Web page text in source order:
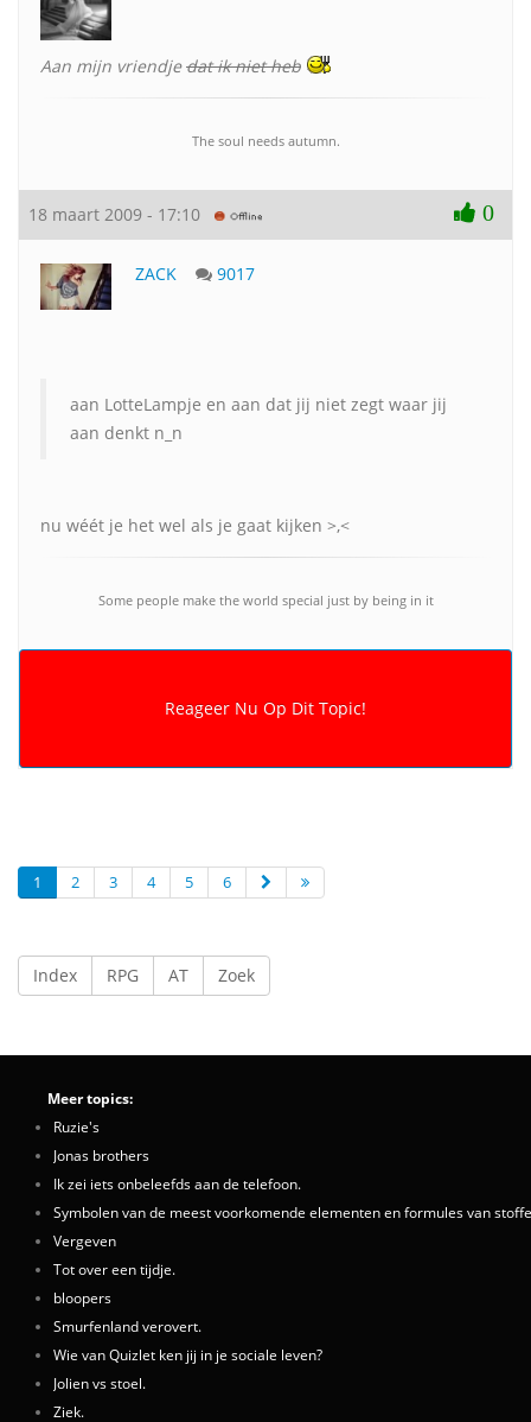
Aan mijn vriendjedat ik niet heb
The soul needs autumn.
18 maart 2009 - 17:10 0
ZACK 9017
aan LotteLampje en aan dat jij niet zegt waar jij
aan denkt n_n
nu wéét je het wel als je gaat kijken >,<
Some people make the world special just by being in it
1 2 3 4 5 6
Index RPG AT Zoek
Meer topics:
Ruzie's
Jonas brothers
Ik zei iets onbeleefds aan de telefoon.
Symbolen van de meest voorkomende elementen en formules van
Vergeven
Tot over een tijdje.
bloopers
Smurfenland verovert.
Wie van Quizlet ken jij in je sociale leven?
Jolien vs stoel.
Ziek.